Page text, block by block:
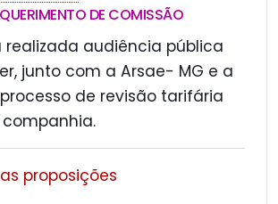
DE COMISSÃO
realizada audiência pública
junto com a Arsae- MG e a
de revisão tarifária
proposições